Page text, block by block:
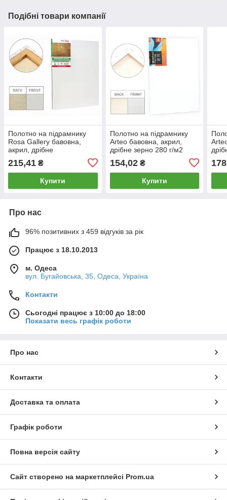
Подібні товари компанії
Полотно на підрамнику
Rosa Gallery бавовна,
акрил, дрібне
215,41 ₴
Купити
Полотно на підрамнику
Arteo бавовна, акрил,
дрібне зерно 280 г/м2
154,02₴
Купити
Про нас
96% позитивних з 459 відгуків за рік
Працює з 18.10.2013
м. Одеса
вул. Бугайовська, 35, Одеса, Україна
Контакти
Сьогодні працює з 10:00 до 18:00
Показати весь графік роботи
Про нас
Контакти
Доставка та оплата
Графік роботи
Повна версія сайту
Сайт створено на маркетплейсі Prom.ua